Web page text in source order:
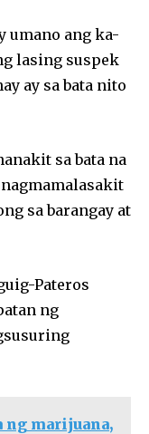
umano ang ka-
lasing suspek
ay sa bata nito
sa bata na
sa barangay at
Pateros
ng
ng marijuana,